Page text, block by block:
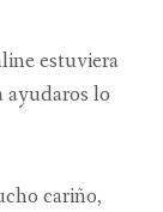
estuviera
ayudaros lo
cariño,